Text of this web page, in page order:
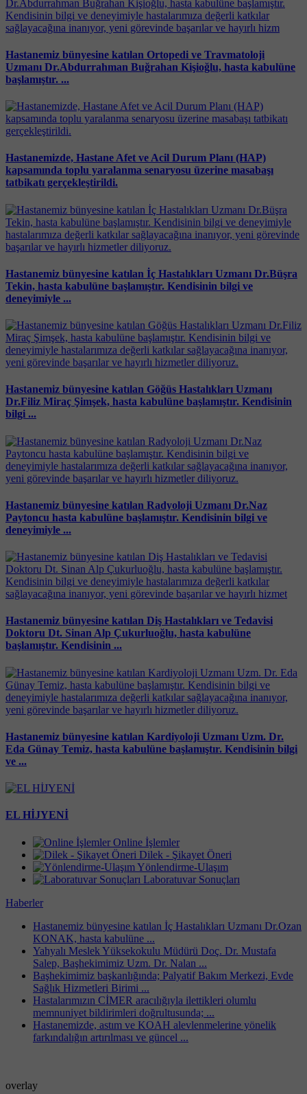
Hastanemiz bünyesine katılan Ortopedi ve Travmatoloji
Uzmanı Dr.Abdurrahman Buğrahan Kişioğlu, hasta kabulüne
başlamıştır. ...
Hastanemizde, Hastane Afet ve Acil Durum Planı (HAP)
kapsamında toplu yaralanma senaryosu üzerine masabaşı
tatbikatı gerçekleştirildi.
Hastanemiz bünyesine katılan İç Hastalıkları Uzmanı Dr.Büşra
Tekin, hasta kabulüne başlamıştır. Kendisinin bilgi ve
deneyimiyle ...
Hastanemiz bünyesine katılan Göğüs Hastalıkları Uzmanı
Dr.Filiz Miraç Şimşek, hasta kabulüne başlamıştır. Kendisinin
bilgi ...
Hastanemiz bünyesine katılan Radyoloji Uzmanı Dr.Naz
Paytoncu hasta kabulüne başlamıştır. Kendisinin bilgi ve
deneyimiyle ...
Hastanemiz bünyesine katılan Diş Hastalıkları ve Tedavisi
Doktoru Dt. Sinan Alp Çukurluoğlu, hasta kabulüne
başlamıştır. Kendisinin ...
Hastanemiz bünyesine katılan Kardiyoloji Uzmanı Uzm. Dr.
Eda Günay Temiz, hasta kabulüne başlamıştır. Kendisinin bilgi
ve ...
EL HİJYENİ
Online İşlemler
Dilek - Şikayet Öneri
Yönlendirme-Ulaşım
Laboratuvar Sonuçları
Haberler
Hastanemiz bünyesine katılan İç Hastalıkları Uzmanı Dr.Ozan
KONAK, hasta kabulüne ...
Yahyalı Meslek Yüksekokulu Müdürü Doç. Dr. Mustafa
Salep, Başhekimimiz Uzm. Dr. Nalan ...
Başhekimimiz başkanlığında; Palyatif Bakım Merkezi, Evde
Sağlık Hizmetleri Birimi ...
Hastalarımızın CİMER aracılığıyla ilettikleri olumlu
memnuniyet bildirimleri doğrultusunda; ...
Hastanemizde, astım ve KOAH alevlenmelerine yönelik
farkındalığın artırılması ve güncel ...
overlay